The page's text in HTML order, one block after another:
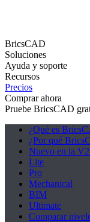
BricsCAD
Soluciones
Ayuda y soporte
Recursos
Precios
Comprar ahora
Pruebe BricsCAD
¿Qué es
¿Por qué
Nuevo en la
Lite
Pro
Mechanical
BIM
Ultimate
Comparar